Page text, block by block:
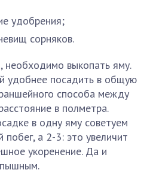
удобрения;
сорняков.
необходимо выкопать яму.
удобнее посадить в общую
способа между
в полметра.
в одну яму советуем
побег, а 2-3: это увеличит
укоренение. Да и
пышным.